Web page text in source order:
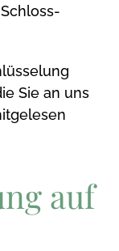
Sie an uns
auf